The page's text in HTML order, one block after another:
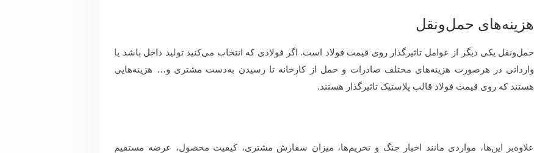
هزینه‌های حمل‌ونقل
حمل‌و‌نقل یکی دیگر از عوامل تاثیرگذار روی قیمت فولاد است. اگر فولادی که انتخاب می‌کنید تولید داخل باشد یا
وارداتی در هرصورت هزینه‌های مختلف صادرات و حمل از کارخانه تا رسیدن به‌دست مشتری و… هزینه‌هایی
هستند که روی قیمت فولاد قالب پلاستیک تاثیرگذار هستند.
علاوه‌بر این‌ها، مواردی مانند اخبار جنگ و تحریم‌ها، میزان سفارش مشتری، کیفیت محصول، عرضه مستقیم